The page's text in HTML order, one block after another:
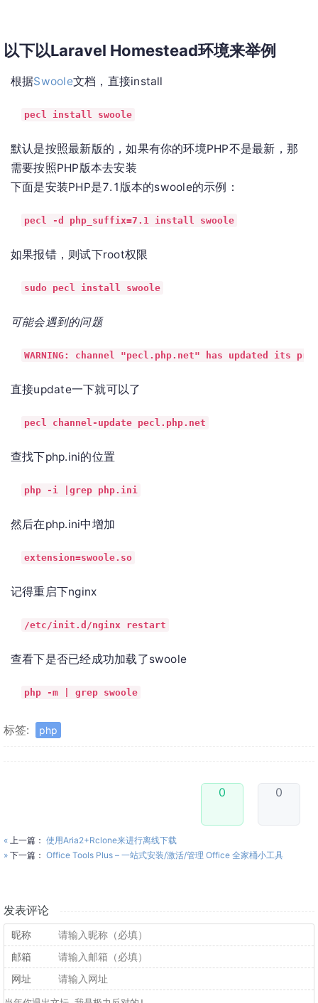
以下以Laravel Homestead环境来举例
根据Swoole文档，直接install
pecl install swoole
默认是按照最新版的，如果有你的环境PHP不是最新，那
需要按照PHP版本去安装
下面是安装PHP是7.1版本的swoole的示例：
pecl -d php_suffix=7.1 install swoole
如果报错，则试下root权限
sudo pecl install swoole
可能会遇到的问题
WARNING: channel "pecl.php.net" has updated its
直接update一下就可以了
pecl channel-update pecl.php.net
查找下php.ini的位置
php -i |grep php.ini
然后在php.ini中增加
extension=swoole.so
记得重启下nginx
/etc/init.d/nginx restart
查看下是否已经成功加载了swoole
php -m | grep swoole
标签: php
0 0
« 上一篇： 使用Aria2+Rclone来进行离线下载
» 下一篇： Office Tools Plus – 一站式安装/激活/管理 Office 全家桶小工具
发表评论
昵称
邮箱
网址